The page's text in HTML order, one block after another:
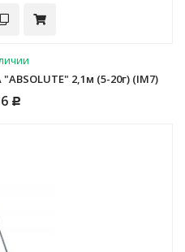
2,1м (5-20г) (IM7)
Р